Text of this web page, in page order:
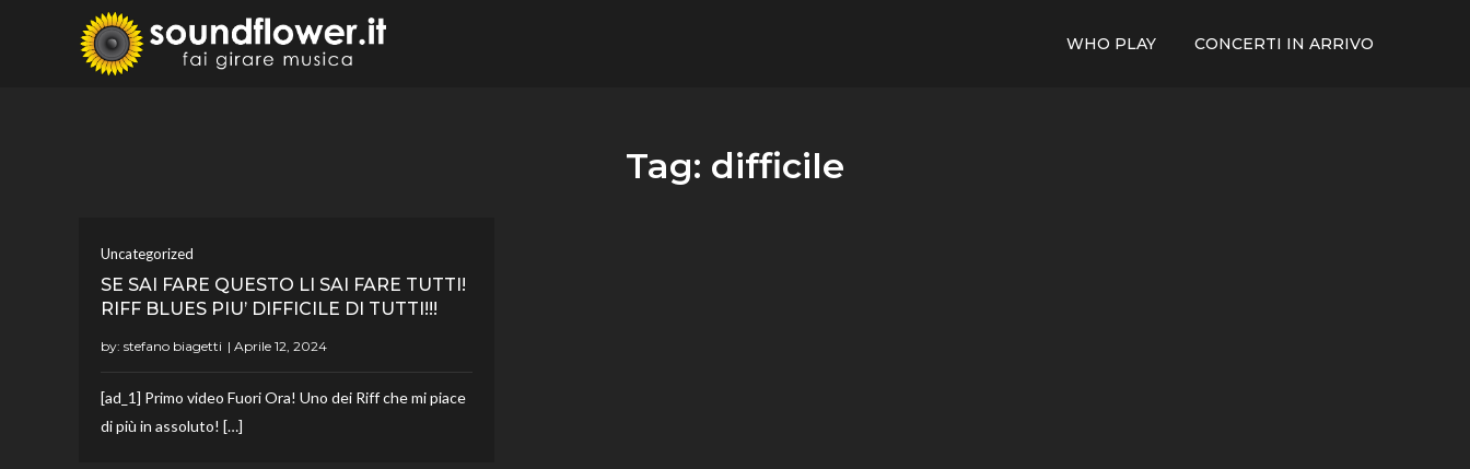
WHO PLAY CONCERTI IN ARRIVO
Tag: difficile
Uncategorized
SE SAI FARE QUESTO LI SAI FARE TUTTI!
RIFF BLUES PIU’ DIFFICILE DI TUTTI!!!
by: stefano biagetti
[ad_1] Primo video Fuori Ora! Uno dei Riff che mi piace
di più in assoluto! […]